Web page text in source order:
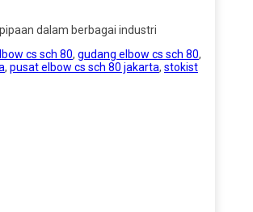
dalam berbagai industri
cs sch 80, gudang elbow cs sch 80,
, pusat elbow cs sch 80 jakarta, stokist